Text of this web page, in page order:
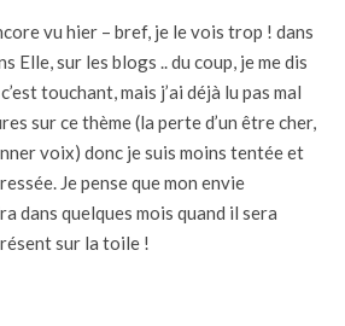
vu hier – bref, je le vois trop ! dans
Elle, sur les blogs .. du coup, je me dis
touchant, mais j’ai déjà lu pas mal
sur ce thème (la perte d’un être cher,
voix) donc je suis moins tentée et
Je pense que mon envie
dans quelques mois quand il sera
sur la toile !